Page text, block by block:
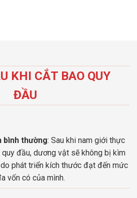
KHI CẮT BAO QUY
ĐẦU
bình thường: Sau khi nam giới thực
đầu, dương vật sẽ không bị kìm
phát triển kích thước đạt đến mức
vốn có của mình.